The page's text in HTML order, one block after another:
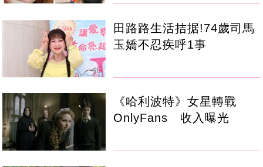
田路路生活拮据!74歲司馬
玉嬌不忍疾呼1事
《哈利波特》女星轉戰
OnlyFans 收入曝光